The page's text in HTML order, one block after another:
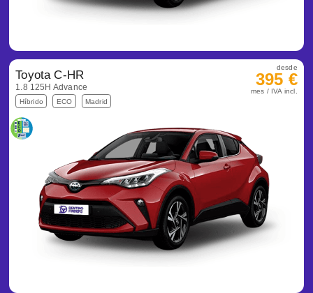
Toyota C-HR
1.8 125H Advance
Híbrido ECO Madrid
desde
395 €
mes / IVA incl.